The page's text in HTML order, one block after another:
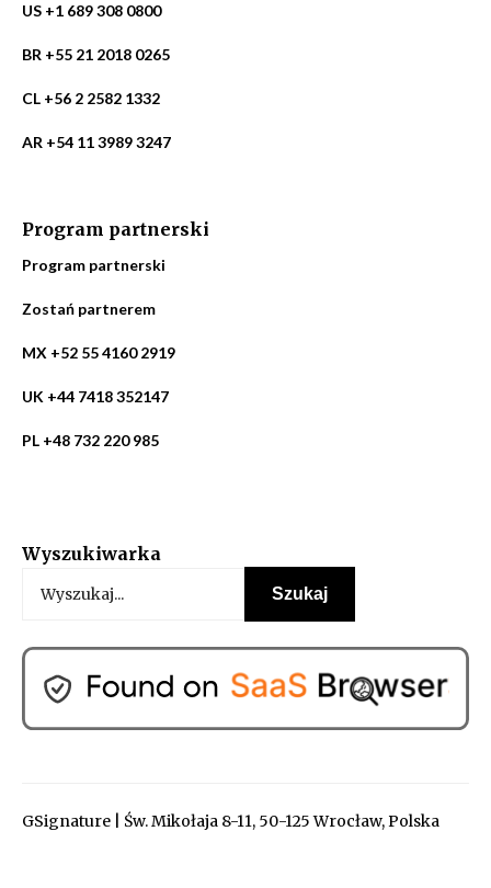
US +1 689 308 0800
BR +55 21 2018 0265
CL +56 2 2582 1332
AR +54 11 3989 3247
Program partnerski
Program partnerski
Zostań partnerem
MX +52 55 4160 2919
UK +44 7418 352147
PL +48 732 220 985
Wyszukiwarka
GSignature | Św. Mikołaja 8-11, 50-125 Wrocław, Polska